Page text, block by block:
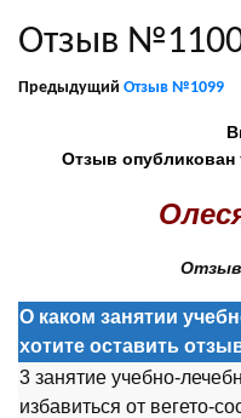
Отзыв
Предыдущий Отзыв №1099
Отзыв опубликован
Отзыв
О каком занятии
хотите оставить
3 занятие учебно-
избавиться от вегето-